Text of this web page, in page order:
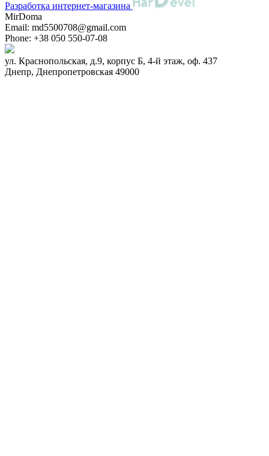
Разработка интернет-магазина
MirDoma
Email: md5500708@gmail.com
Phone: +38 050 550-07-08
ул. Краснопольская, д.9, корпус Б, 4-й этаж, оф. 437
Днепр, Днепропетровская 49000